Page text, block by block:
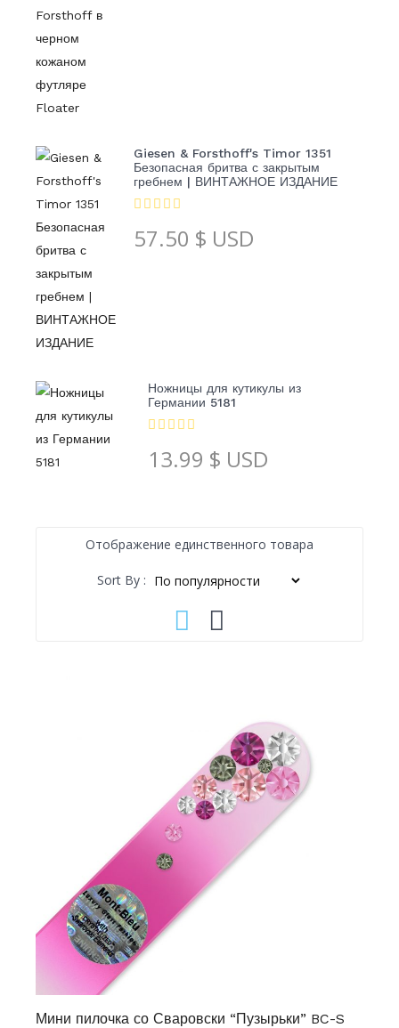
Giesen & Forsthoff's Timor 1351
Безопасная бритва с закрытым
гребнем | ВИНТАЖНОЕ ИЗДАНИЕ
57.50 $ USD
Ножницы для кутикулы из
Германии 5181
13.99 $ USD
Отображение единственного товара
Sort By :
Мини пилочка со Сваровски “Пузырьки” BC-S